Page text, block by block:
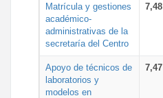
Matrícula y gestiones
académico-
administrativas de la
secretaría del Centro
7,48
Apoyo de técnicos de
laboratorios y
modelos en
7,47